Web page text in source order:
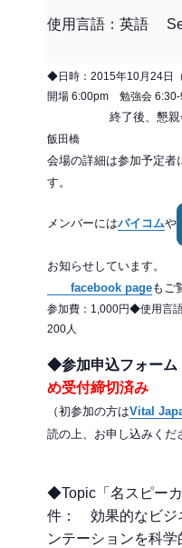
使用言語：英語
◆日時：2015年10月24日（
開場 6:00pm 勉強会 6:30-
終了後、懇親
飯田橋
会場の詳細は参加予定者
す。
メンバーにはバイコムや
お知らせしています。
facebook pageもご
参加費：1,000円◆使用言
200人
◆参加申込フォーム
め受付締切済み
（初参加の方はVital
読の上、お申し込みくだ
◆Topic「名スピー
件： 効果的なビジ
ンテーションを科学